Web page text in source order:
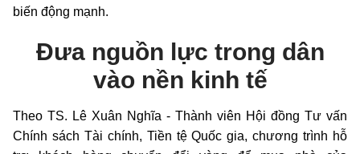
biến động mạnh.
Đưa nguồn lực trong dân
vào nền kinh tế
Theo TS. Lê Xuân Nghĩa - Thành viên Hội đồng Tư vấn
Chính sách Tài chính, Tiền tệ Quốc gia, chương trình hỗ